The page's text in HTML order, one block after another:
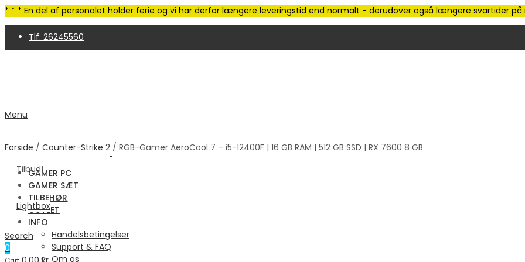
* * * En del af personalet holder ferie og vi har derfor længere leveringstid end normalt - derudover også længere svartider på
Tlf: 26245560
GAMER PC
GAMER SÆT
TILBEHØR
OUTLET
INFO
Handelsbetingelser
Support & FAQ
Om os
Menu
Search
0
Forside / Counter-Strike 2 / RGB-Gamer AeroCool 7 – i5-12400F | 16 GB RAM | 512 GB SSD | RX 7600 8 GB
Tilbud!
Lightbox